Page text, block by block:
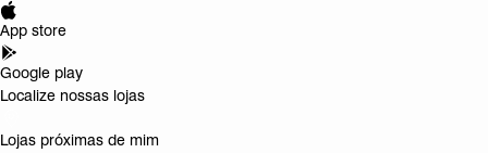
App store
Google play
Localize nossas lojas
Lojas próximas de mim